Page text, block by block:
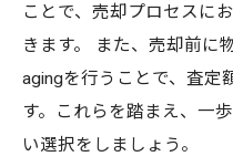
ことで、売却プロセスに
きます。 また、売却前に
agingを行うことで、査定
す。これらを踏まえ、一
い選択をしましょう。